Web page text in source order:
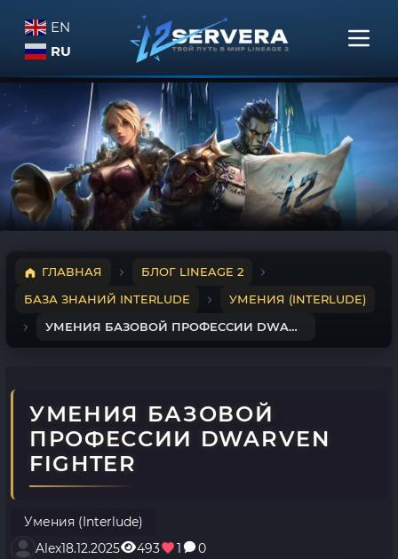
EN
RU
ГЛАВНАЯ
БЛОГ LINEAGE 2
БАЗА ЗНАНИЙ INTERLUDE
УМЕНИЯ (INTERLUDE)
УМЕНИЯ БАЗОВОЙ ПРОФЕССИИ DWARVEN FIGHTER
УМЕНИЯ БАЗОВОЙ
ПРОФЕССИИ DWARVEN
FIGHTER
Умения (Interlude)
Alex18.12.2025 493 1 0